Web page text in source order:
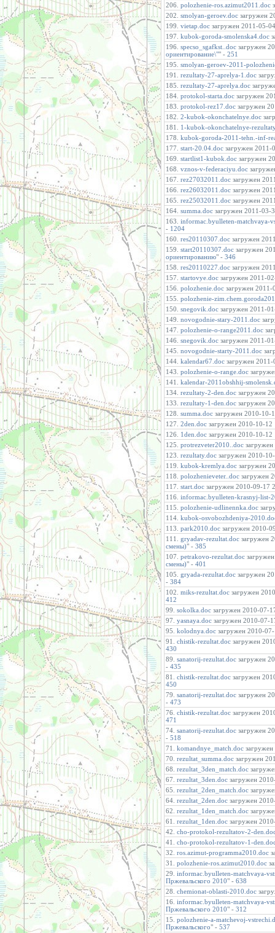
206. polozhenie-ros.azimut2011.doc
202. smolyan-geroev.doc загружен
199. vietap.doc загружен 2011-05-
197. kubok-goroda-smolenska4.doc
196. specso_sgafkst..doc загружен
ориентирование\"" - 251
195. smolyan-geroev-2011-
191. rezultaty-27-aprelya-1.doc
185. rezultaty-27-aprelya.doc
184. protokol-starta.doc загружен
183. protokol-rez17.doc загружен
182. 2-kubok-okonchatelnye.doc
181. 1-kubok-okonchatelnye-
178. kubok-goroda-2011-tehn.-inf-
177. start-20.04.doc загружен 2011-
169. startlist1-kubok.doc загружен
168. vznos-v-federaciyu.doc
167. rez27032011.doc загружен
166. rez26032011.doc загружен
165. rez25032011.doc загружен
164. summa.doc загружен 2011-03-
163. informac.byulleten-matchvaya-
- 1204
160. res20110307.doc загружен
159. start20110307.doc загружен
ориентированию" - 346
158. res20110227.doc загружен
157. startovye.doc загружен 2011-
156. polozhenie.doc загружен 2011-
155. polozhenie-
150. snegovik.doc загружен 2011-
149. novogodnie-stary-2011.doc
147. polozhenie-o-range2011.doc
146. snegovik.doc загружен 2011-
145. novogodnie-starty-2011.doc
144. kalendar67.doc загружен
143. polozhenie-o-range.doc
141. kalendar-2011obshhij-
134. rezultaty-2-den.doc загружен
133. rezultaty-1-den.doc загружен
128. summa.doc загружен 2010-10-
127. 2den.doc загружен 2010-10-12
126. 1den.doc загружен 2010-10-12
125. protrezveter2010..doc
123. rezultaty.doc загружен 2010-
119. kubok-kremlya.doc загружен
118. polozhenieveter..doc загружен
117. start.doc загружен 2010-09-17
116. informac.byulleten-krasnyj-list-
115. polozhenie-udlinennka.doc
114. kubok-osvobozhdeniya-
113. park2010.doc загружен 2010-
111. gryadav-rezultat.doc загружен
смены)" - 385
107. petrakovo-rezultat.doc
смены)" - 401
105. gryada-rezultat.doc загружен
- 384
102. miks-rezultat.doc загружен
412
99. sokolka.doc загружен 2010-07-
97. yasnaya.doc загружен 2010-07-
95. kolodnya.doc загружен 2010-
91. chistik-rezultat.doc загружен
430
89. sanatorij-rezultat.doc загружен
- 435
81. chistik-rezultat.doc загружен
450
79. sanatorij-rezultat.doc загружен
- 473
76. chistik-rezultat.doc загружен
471
74. sanatorij-rezultat.doc загружен
- 518
71. komandnye_match.doc
70. rezultat_summa.doc загружен
68. rezultat_3den_match.doc
67. rezultat_3den.doc загружен
65. rezultat_2den_match.doc
64. rezultat_2den.doc загружен
62. rezultat_1den_match.doc
61. rezultat_1den.doc загружен
42. cho-protokol-rezultatov-2-
41. cho-protokol-rezultatov-1-
32. ros.azimut-programma2010.doc
31. polozhenie-ros.azimut2010.doc
29. informac.byulleten-matchvaya-
Пржевальского 2010" - 638
28. chemionat-oblasti-2010.doc
16. informac.byulleten-matchvaya-
Пржевальского 2010" - 312
15. polozhenie-a-matchevoj-
Пржевальского" - 537